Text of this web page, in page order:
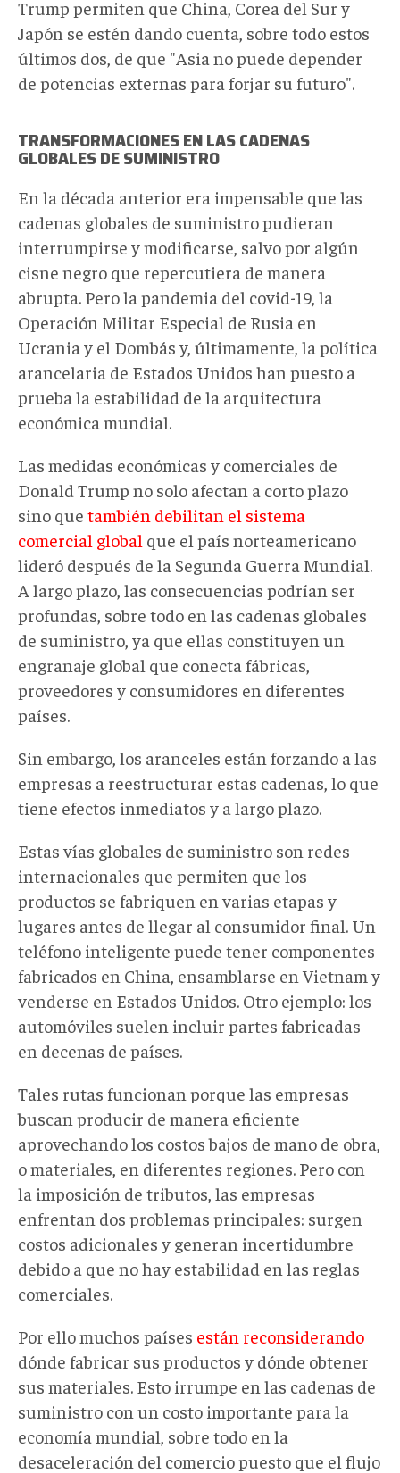
Trump permiten que China, Corea del Sur y
Japón se estén dando cuenta, sobre todo estos
últimos dos, de que "Asia no puede depender
de potencias externas para forjar su futuro".
TRANSFORMACIONESENLAS CADENAS
GLOBALES DE SUMINISTRO
En la década anterior era impensable que las
cadenas globales de suministro pudieran
interrumpirse y modificarse, salvo por algún
cisne negro que repercutiera de manera
abrupta. Pero la pandemia del covid-19, la
Operación Militar Especial de Rusia en
Ucrania y el Dombás y, últimamente, la política
arancelaria de Estados Unidos han puesto a
prueba la estabilidad de la arquitectura
económica mundial.
Las medidas económicas y comerciales de
Donald Trump no solo afectan a corto plazo
sino que también debilitan el sistema
comercial global que el país norteamericano
lideró después de la Segunda Guerra Mundial.
A largo plazo, las consecuencias podrían ser
profundas, sobre todo en las cadenas globales
de suministro, ya que ellas constituyen un
engranaje global que conecta fábricas,
proveedores y consumidores en diferentes
países.
Sin embargo, los aranceles están forzando a las
empresas a reestructurar estas cadenas, lo que
tiene efectos inmediatos y a largo plazo.
Estas vías globales de suministro son redes
internacionales que permiten que los
productos se fabriquen en varias etapas y
lugares antes de llegar al consumidor final. Un
teléfono inteligente puede tener componentes
fabricados en China, ensamblarse en Vietnam y
venderse en Estados Unidos. Otro ejemplo: los
automóviles suelen incluir partes fabricadas
en decenas de países.
Tales rutas funcionan porque las empresas
buscan producir de manera eficiente
aprovechando los costos bajos de mano de obra,
o materiales, en diferentes regiones. Pero con
la imposición de tributos, las empresas
enfrentan dos problemas principales: surgen
costos adicionales y generan incertidumbre
debido a que no hay estabilidad en las reglas
comerciales.
Por ello muchos países están reconsiderando
dónde fabricar sus productos y dónde obtener
sus materiales. Esto irrumpe en las cadenas de
suministro con un costo importante para la
economía mundial, sobre todo en la
desaceleración del comercio puesto que el flujo